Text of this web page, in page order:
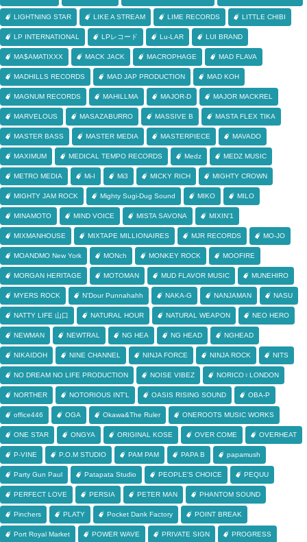
LIGHTNING STAR LIKE A STREAM LIME RECORDS LITTLE CHIBI
LP INTERNATIONAL LPレコード Lu-LAR LUI BRAND
MA$AMATIXXX MACK JACK MACROPHAGE MAD FLAVA
MADHILLS RECORDS MAD JAP PRODUCTION MAD KOH
MAGNUM RECORDS MAHILLMA MAJOR-D MAJOR MACKREL
MARVELOUS MASAZABURRO MASSIVE B MASTA FLEX TIKA
MASTER BASS MASTER MEDIA MASTERPIECE MAVADO
MAXIMUM MEDICAL TEMPO RECORDS Medz MEDZ MUSIC
METRO MEDIA Mi-I Mi3 MICKY RICH MIGHTY CROWN
MIGHTY JAM ROCK Mighty Sugi-Dug Sound MIKO MILO
MINAMOTO MIND VOICE MISTA SAVONA MIXIN'1
MIXMANHOUSE MIXTAPE MILLIONAIRES MJR RECORDS MO-JO
MOANDMO New York MONch MONKEY ROCK MOOFIRE
MORGAN HERITAGE MOTOMAN MUD FLAVOR MUSIC MUNEHIRO
MYERS ROCK N'Dour Punnahahh NAKA-G NANJAMAN NASU
NATTY LIFE 山口 NATURAL HOUR NATURAL WEAPON NEO HERO
NEWMAN NEWTRAL NG HEA NG HEAD NGHEAD
NIKAIDOH NINE CHANNEL NINJA FORCE NINJA ROCK NITS
NO DREAM NO LIFE PRODUCTION NOISE VIBEZ NORICO♀LONDON
NORTHER NOTORIOUS INT'L OASIS RISING SOUND OBA-P
office446 OGA Okawa&The Ruler ONEROOTS MUSIC WORKS
ONE STAR ONGYA ORIGINAL KOSE OVER COME OVERHEAT
P-VINE P.O.M STUDIO PAM PAM PAPA B papamush
Party Gun Paul Patapata Studio PEOPLE'S CHOICE PEQUU
PERFECT LOVE PERSIA PETER MAN PHANTOM SOUND
Pinchers PLATY Pocket Dank Factory POINT BREAK
Port Royal Market POWER WAVE PRIVATE SIGN PROGRESS